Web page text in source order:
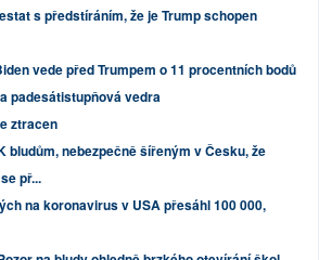
s předstíráním, že je Trump schopen
vede před Trumpem o 11 procentních bodů
padesátistupňová vedra
ztracen
bludům, nebezpečně šířeným v Česku, že
př...
na koronavirus v USA přesáhl 100 000,